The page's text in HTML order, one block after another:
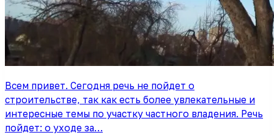
Всем привет. Сегодня речь не пойдет о
строительстве, так как есть более увлекательные и
интересные темы по участку частного владения. Речь
пойдет: о уходе за…